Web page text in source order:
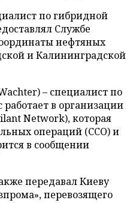
по гибридной
Службе
нефтяных
и Калининградской
– специалист по
в организации
Network), которая
операций (ССО) и
в сообщении
передавал Киеву
перевозящего